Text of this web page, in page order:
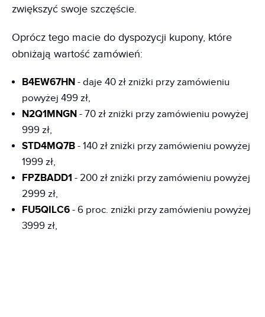
zwiększyć swoje szczęście.
Oprócz tego macie do dyspozycji kupony, które
obniżają wartość zamówień:
B4EW67HN - daje 40 zł zniżki przy zamówieniu
powyżej 499 zł,
N2Q1MNGN - 70 zł zniżki przy zamówieniu powyżej
999 zł,
STD4MQ7B - 140 zł zniżki przy zamówieniu powyżej
1999 zł,
FPZBADD1 - 200 zł zniżki przy zamówieniu powyżej
2999 zł,
FU5QILC6 - 6 proc. zniżki przy zamówieniu powyżej
3999 zł,